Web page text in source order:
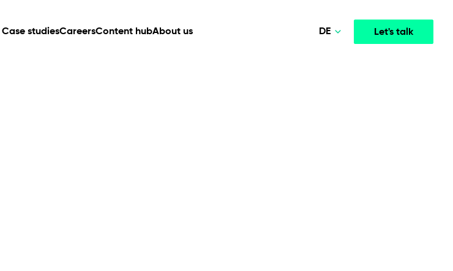
Case studiesCareersContent hubAbout us Let's talk
DE